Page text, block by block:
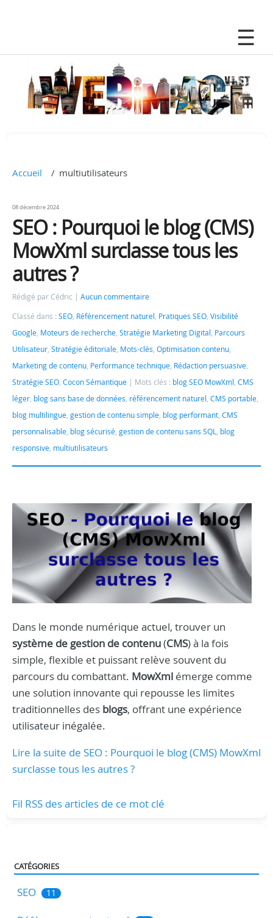
Accueil multiutilisateurs
08 décembre 2024
SEO : Pourquoi le blog (CMS)
MowXml surclasse tous les
autres ?
Rédigé par Cédric Aucun commentaire
Classé dans : SEO, Référencement naturel , Pratiques SEO, Visibilité
Google, Moteurs de recherche, Stratégie Marketing Digital , Parcours
Utilisateur, Stratégie éditoriale, Mots-clés, Optimisation contenu,
Marketing de contenu, Performance technique, Rédaction persuasive,
Stratégie SEO, Cocon Sémantique Mots clés : blog SEO MowXml , CMS
léger, blog sans base de données, référencement naturel , CMS portable,
blog multilingue, gestion de contenu simple, blog performant, CMS
personnalisable, blog sécurisé, gestion de contenu sans SQL, blog
responsive, multiutilisateurs
Dans le monde numérique actuel, trouver un
système de gestion de contenu(CMS) à la fois
simple, flexible et puissant relève souvent du
parcours du combattant. MowXml émerge comme
une solution innovante qui repousse les limites
traditionnelles des blogs, offrant une expérience
utilisateur inégalée.
Lire la suite de SEO : Pourquoi le blog (CMS) MowXml
surclasse tous les autres ?
Fil RSS des articles de ce mot clé
CATÉGORIES
SEO 11